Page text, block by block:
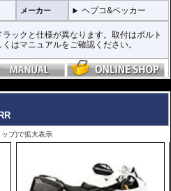
ヘプコ&ベッカー トップケース ジャーニ
ー Journey ユニバーサルプレートタイプ
Speedrack / スピードラック EVOを設置
/ リアバッグ 「Street」 / 「ROYSTER」が
7.5kgです。但し、モデルによっては異
ュアルに記載がございますので、必ずご
メーカー ヘプコ&ベッカー
ックと仕様が異なります。取付はボルト
はマニュアルをご確認ください。
プ)で拡大表示